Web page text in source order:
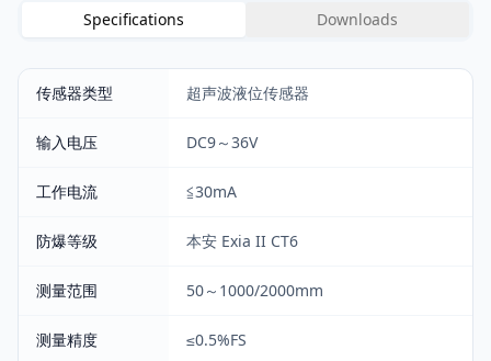
Specifications Downloads
传感器类型 超声波液位传感器
输入电压 DC9～36V
工作电流 ≦30mA
防爆等级 本安 Exia II CT6
测量范围 50～1000/2000mm
测量精度 ≤0.5%FS